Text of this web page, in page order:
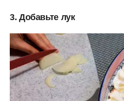
3. Добавьте лук